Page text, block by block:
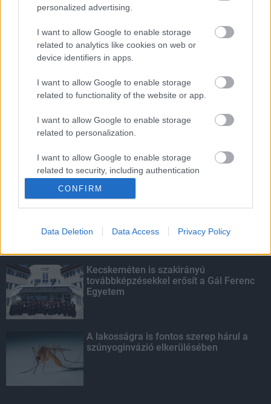
personalized advertising.
I want to allow Google to enable storage
related to analytics like cookies on web or
device identifiers in apps.
I want to allow Google to enable storage
related to functionality of the website or app.
I want to allow Google to enable storage
related to personalization.
I want to allow Google to enable storage
related to security, including authentication
CONFIRM
Data Deletion Data Access Privacy Policy
Fontos a postaládákba költöző
széncinegék védelme
Amire többmillióan vártunk: szombattól
másodfokúra csökken a riasztás
KIEMELT
Megérkezett az eső a Duna
Kecskeméten is szakirányú
továbbképzésekkel erősít a Gál Ferenc
Egyetem
A lakosságra is fontos szerep hárul a
szúnyoginvázió elkerülésében